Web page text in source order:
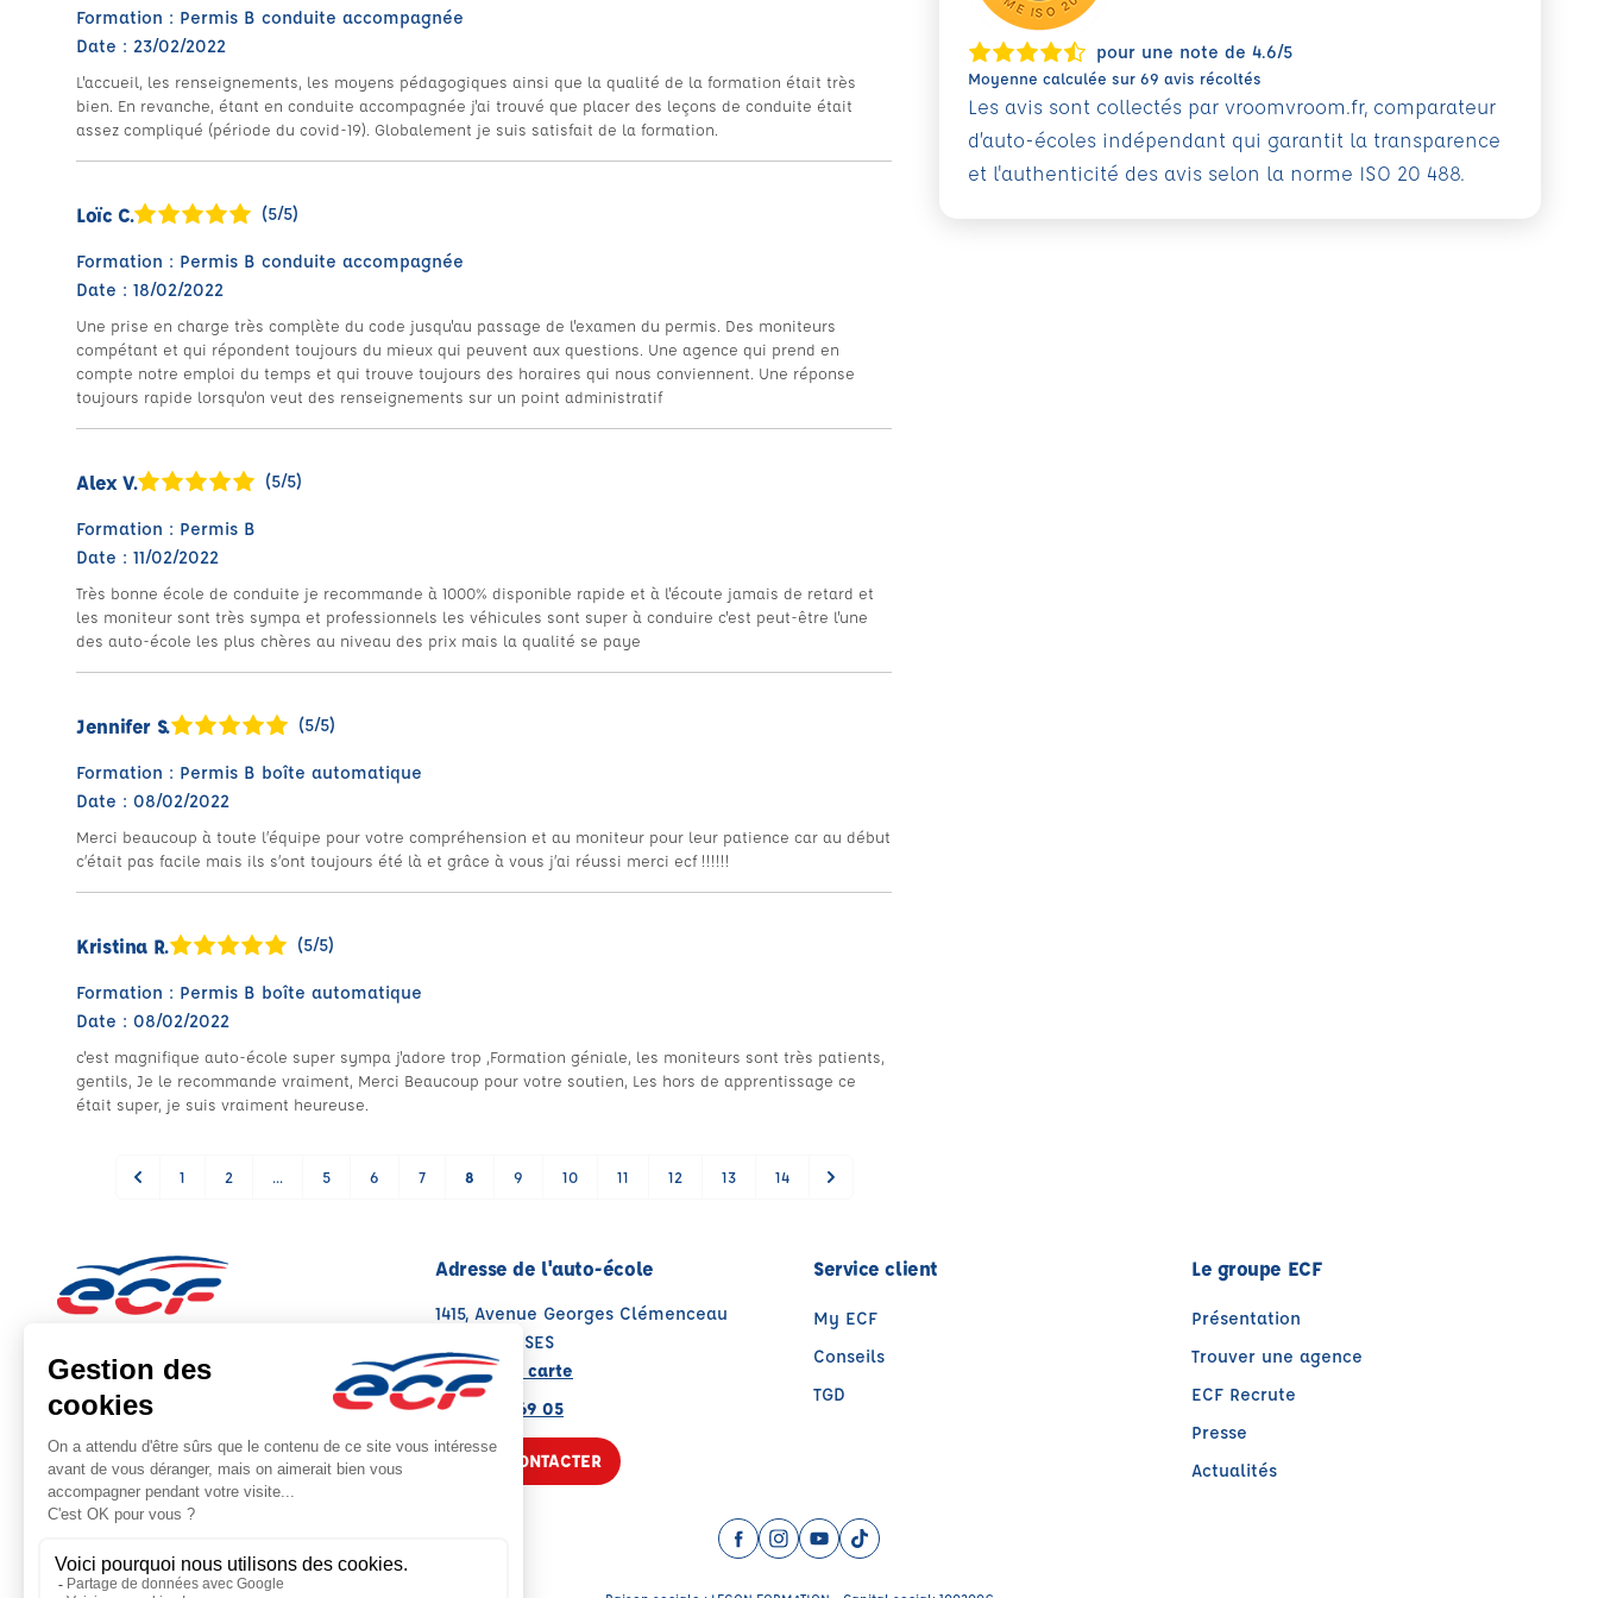
Formation : Permis B conduite accompagnée
Date : 23/02/2022
L'accueil, les renseignements, les moyens pédagogiques ainsi que la qualité de la formation était très
bien. En revanche, étant en conduite accompagnée j'ai trouvé que placer des leçons de conduite était
assez compliqué (période du covid-19). Globalement je suis satisfait de la formation.
Loïc C. (5/5)
Formation : Permis B conduite accompagnée
Date : 18/02/2022
Une prise en charge très complète du code jusqu'au passage de l'examen du permis. Des moniteurs
compétant et qui répondent toujours du mieux qui peuvent aux questions. Une agence qui prend en
compte notre emploi du temps et qui trouve toujours des horaires qui nous conviennent. Une réponse
toujours rapide lorsqu'on veut des renseignements sur un point administratif
Alex V. (5/5)
Formation : Permis B
Date : 11/02/2022
Très bonne école de conduite je recommande à 1000% disponible rapide et à l'écoute jamais de retard et
les moniteur sont très sympa et professionnels les véhicules sont super à conduire c'est peut-être l'une
des auto-école les plus chères au niveau des prix mais la qualité se paye
Jennifer S. (5/5)
Formation : Permis B boîte automatique
Date : 08/02/2022
Merci beaucoup à toute l’équipe pour votre compréhension et au moniteur pour leur patience car au début
c’était pas facile mais ils s’ont toujours été là et grâce à vous j’ai réussi merci ecf !!!!!!
Kristina R. (5/5)
Formation : Permis B boîte automatique
Date : 08/02/2022
c'est magnifique auto-école super sympa j'adore trop ,Formation géniale, les moniteurs sont très patients,
gentils, Je le recommande vraiment, Merci Beaucoup pour votre soutien, Les hors de apprentissage ce
était super, je suis vraiment heureuse.
1 2 ... 5 6 7 8 9 10 11 12 13 14
pour une note de 4.6/5
Moyenne calculée sur 69 avis récoltés
Les avis sont collectés par vroomvroom.fr, comparateur
d’auto-écoles indépendant qui garantit la transparence
et l'authenticité des avis selon la norme ISO 20 488.
Note : 4.6/5
Moyenne calculée sur 69 avis
Adresse de l'auto-école
1415, Avenue Georges Clémenceau
74300 CLUSES
Voir sur la carte
04 50 98 69 05
NOUS CONTACTER
Service client
My ECF
Conseils
TGD
Le groupe ECF
Présentation
Trouver une agence
ECF Recrute
Presse
Actualités
Facebook (nouvelle fenêtre)
Instagram (nouvelle fenêtre)
YouTube (nouvelle fenêtre)
TikTok (nouvelle fenêtre)